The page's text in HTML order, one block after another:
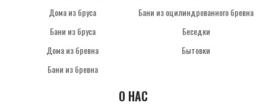
Дома из бруса
Бани из бруса
Дома из бревна
Бани из бревна
Бани из оцилиндрованного бревна
Беседки
Бытовки
О НАС